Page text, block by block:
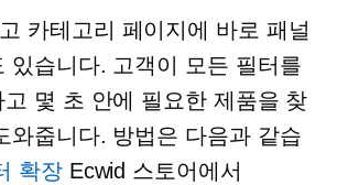
카테고리 페이지에 바로 패널
있습니다. 고객이 모든 필터를
몇 초 안에 필요한 제품을 찾
와줍니다. 방법은 다음과 같습
확장Ecwid 스토어에서